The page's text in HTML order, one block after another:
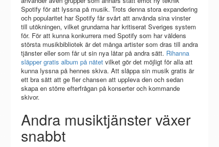
Spotify för att lyssna på musik. Trots denna stora expandering
och popularitet har Spotify får svårt att använda sina vinster
till utökningen, vilket grundarna har kritiserat Sveriges system
för. För att kunna konkurrera med Spotify som har väldens
största musikbibliotek är det många artister som dras till andra
tjänster eller som får ut sin nya låtar på andra sätt. Rihanna
släpper gratis album på nätetvilket gör det möjligt för alla att
kunna lyssna på hennes skiva. Att släppa sin musik gratis är
ett bra sätt att ge fler chansen att uppleva den och sedan
skapa en större efterfrågan på konserter och kommande
skivor.
Andra musiktjänster växer
snabbt